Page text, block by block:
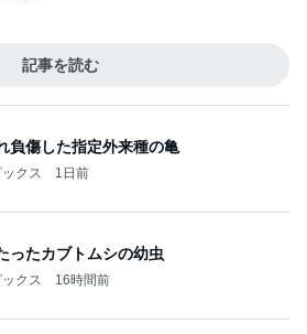
記事を読む
負傷した指定外来種の亀
クス 1日前
ったカブトムシの幼虫
クス 16時間前